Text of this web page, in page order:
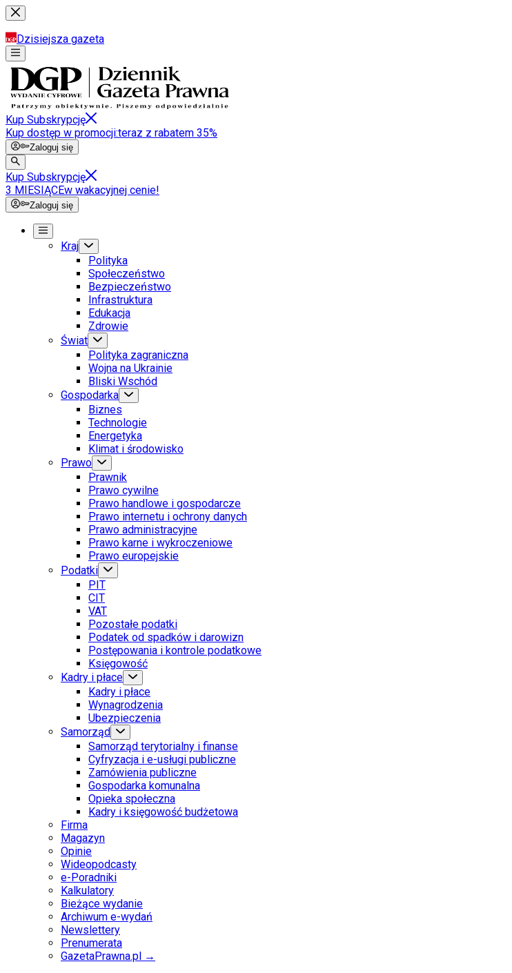
Dzisiejsza gazeta
Kup Subskrypcję
Kup dostęp w promocji:teraz z rabatem 35%
Zaloguj się
Kup Subskrypcję
3 MIESIĄCEw wakacyjnej cenie!
Zaloguj się
Kraj
Polityka
Społeczeństwo
Bezpieczeństwo
Infrastruktura
Edukacja
Zdrowie
Świat
Polityka zagraniczna
Wojna na Ukrainie
Bliski Wschód
Gospodarka
Biznes
Technologie
Energetyka
Klimat i środowisko
Prawo
Prawnik
Prawo cywilne
Prawo handlowe i gospodarcze
Prawo internetu i ochrony danych
Prawo administracyjne
Prawo karne i wykroczeniowe
Prawo europejskie
Podatki
PIT
CIT
VAT
Pozostałe podatki
Podatek od spadków i darowizn
Postępowania i kontrole podatkowe
Księgowość
Kadry i płace
Kadry i płace
Wynagrodzenia
Ubezpieczenia
Samorząd
Samorząd terytorialny i finanse
Cyfryzacja i e-usługi publiczne
Zamówienia publiczne
Gospodarka komunalna
Opieka społeczna
Kadry i księgowość budżetowa
Firma
Magazyn
Opinie
Wideopodcasty
e-Poradniki
Kalkulatory
Bieżące wydanie
Archiwum e-wydań
Newslettery
Prenumerata
GazetaPrawna.pl →